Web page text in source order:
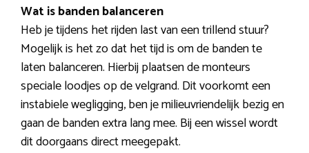
Wat is banden balanceren
Heb je tijdens het rijden last van een trillend stuur?
Mogelijk is het zo dat het tijd is om de banden te
laten balanceren. Hierbij plaatsen de monteurs
speciale loodjes op de velgrand. Dit voorkomt een
instabiele wegligging, ben je milieuvriendelijk bezig en
gaan de banden extra lang mee. Bij een wissel wordt
dit doorgaans direct meegepakt.